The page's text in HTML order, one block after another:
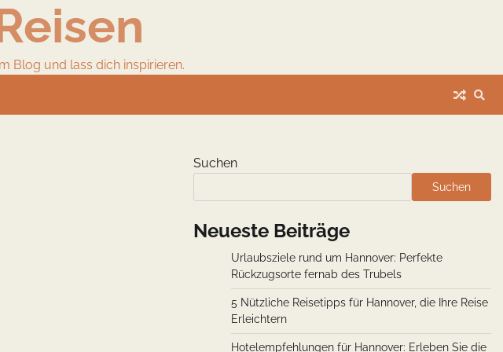
Blog und lass dich inspirieren.
Suchen
Suchen
Neueste Beiträge
Urlaubsziele rund um Hannover: Perfekte
Rückzugsorte fernab des Trubels
5 Nützliche Reisetipps für Hannover, die Ihre Reise
Erleichtern
Hotelempfehlungen für Hannover: Erleben Sie die